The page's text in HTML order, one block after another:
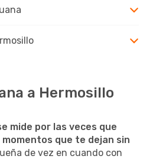
a Hermosillo
mide por las veces que
que te dejan sin
de vez en cuando con